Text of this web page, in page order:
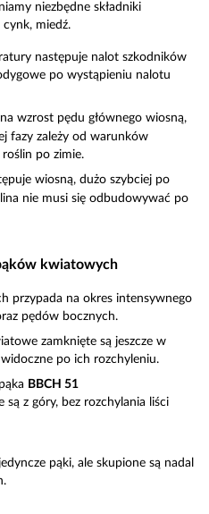
niezbędne składniki
miedź.
następuje nalot szkodników
po wystąpieniu nalotu
wzrost pędu głównego wiosną,
fazy zależy od warunków
po zimie.
wiosną, dużo szybciej po
nie musi się odbudowywać po
kwiatowych
przypada na okres intensywnego
pędów bocznych.
zamknięte są jeszcze w
widoczne po ich rozchyleniu.
BBCH 51
są z góry, bez rozchylania liści
pąki, ale skupione są nadal